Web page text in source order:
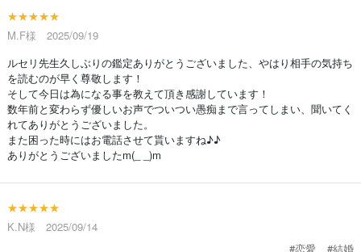
★★★★★
M.F様 2025/09/19
ルセリ先生久しぶりの鑑定ありがとうございました、やはり相手の気持ち
を読むのが早く尊敬します！
そして今日は為になる事を教えて頂き感謝しています！
数年前と変わらず優しいお声でついつい愚痴まで言ってしまい、聞いてく
れてありがとうございました。
また困った時にはお電話させて貰いますね♪♪
ありがとうございましたm(_ _)m
★★★★★
K.N様 2025/09/14
#恋愛
#結婚